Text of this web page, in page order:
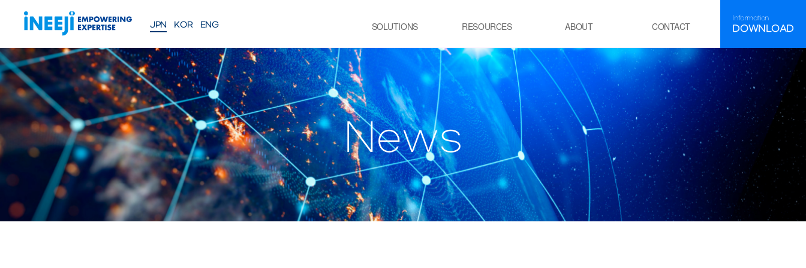
JPN KOR ENG SOLUTIONS
SolutionsFEATURES
INFINITE OPTIMAL SERIES™
製造業向け工程効率最適化
eXplainable AIソリューション
ソリューションについてのお問い合わせ
USE CASE
鉄鋼
・連続溶融亜鉛めっき工程加熱炉
・製鋼工程電気炉
セメント
・焼成工程焼成炉
ガラス
・ガラス製造工程溶解炉
石油精製・化学
・POE工程
・残渣油水素化脱硫工程(RHDS)
RESOURCES
WEBINAR
Meet our team
Newsletter
E:JI LETTER
FAQ
About INEEJI
ABOUT
COMPANY
About iNEEJI
PRESS
NEWS IR
CONTACT
Information
DOWNLOAD
News